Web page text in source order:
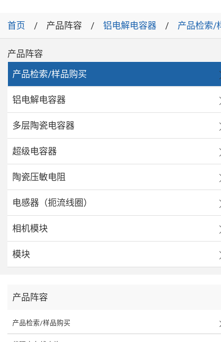
首页 产品阵容 铝电解电容器 产品检索/
产品阵容
产品检索/样品购买
铝电解电容器
多层陶瓷电容器
超级电容器
陶瓷压敏电阻
电感器（扼流线圈）
相机模块
模块
产品阵容
产品检索/样品购买